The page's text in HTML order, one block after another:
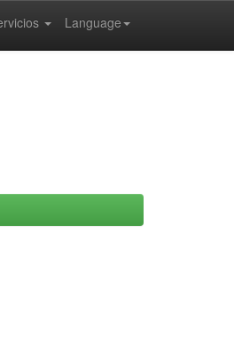
Language